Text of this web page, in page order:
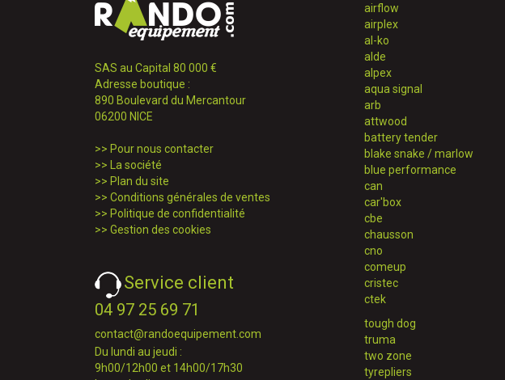
SAS au Capital 80 000 €
Adresse boutique :
890 Boulevard du Mercantour
06200 NICE
>> Pour nous contacter
>> La société
>> Plan du site
>> Conditions générales de ventes
>> Politique de confidentialité
>> Gestion des cookies
Service client
04 97 25 69 71
contact@randoequipement.com
Du lundi au jeudi :
9h00/12h00 et 14h00/17h30
airflow
airplex
al-ko
alde
alpex
aqua signal
arb
attwood
battery tender
blake snake / marlow
blue performance
can
car'box
cbe
chausson
cno
comeup
cristec
ctek
tough dog
truma
two zone
tyrepliers